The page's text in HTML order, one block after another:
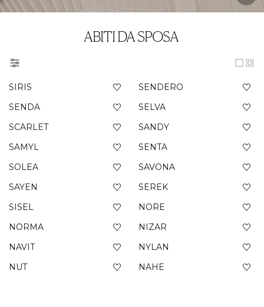
ABITI DA SPOSA
SIRIS
SENDERO
SENDA
SELVA
SCARLET
SANDY
SAMYL
SENTA
SOLEA
SAVONA
SAYEN
SEREK
SISEL
NORE
NORMA
NIZAR
NAVIT
NYLAN
NUT
NAHE